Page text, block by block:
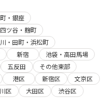
・銀座
ツ谷・麹町
・田町・浜松町
新宿
池袋・高田馬場
五反田
その他東部
港区 新宿区
文京区
区 大田区
渋谷区